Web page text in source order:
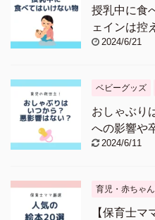
授乳中に食
ェインは控
2024/6/21
ベビーグッズ
おしゃぶり
への影響や
2024/6/11
育児・赤ちゃ
【保育士マ